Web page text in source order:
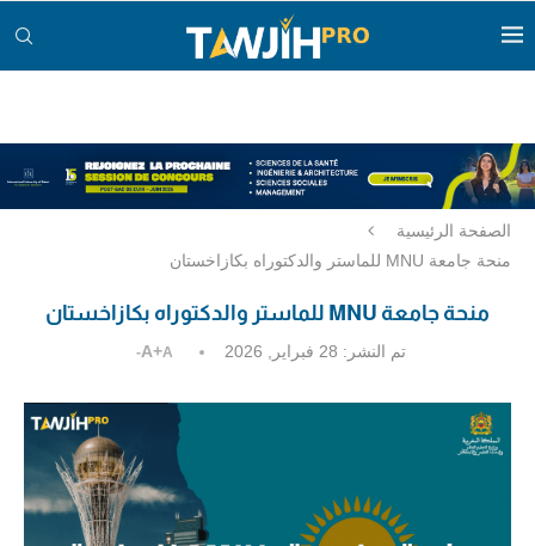
الصفحة الرئيسية
منحة جامعة MNU للماستر والدكتوراه بكازاخستان
منحة جامعة MNU للماستر والدكتوراه بكازاخستان
تم النشر: A+A-